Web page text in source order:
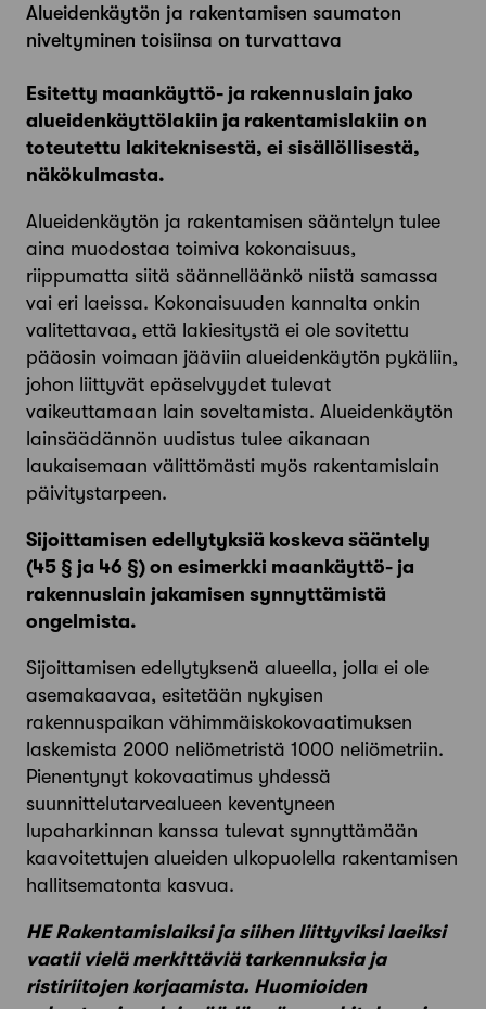
Alueidenkäytön ja rakentamisen saumaton
niveltyminen toisiinsa on turvattava
Esitetty maankäyttö- ja rakennuslain jako
alueidenkäyttölakiin ja rakentamislakiin on
toteutettu lakiteknisestä, ei sisällöllisestä,
näkökulmasta.
Alueidenkäytön ja rakentamisen sääntelyn tulee
aina muodostaa toimiva kokonaisuus,
riippumatta siitä säännelläänkö niistä samassa
vai eri laeissa. Kokonaisuuden kannalta onkin
valitettavaa, että lakiesitystä ei ole sovitettu
pääosin voimaan jääviin alueidenkäytön pykäliin,
johon liittyvät epäselvyydet tulevat
vaikeuttamaan lain soveltamista. Alueidenkäytön
lainsäädännön uudistus tulee aikanaan
laukaisemaan välittömästi myös rakentamislain
päivitystarpeen.
Sijoittamisen edellytyksiä koskeva sääntely
(45 § ja 46 §) on esimerkki maankäyttö- ja
rakennuslain jakamisen synnyttämistä
ongelmista.
Sijoittamisen edellytyksenä alueella, jolla ei ole
asemakaavaa, esitetään nykyisen
rakennuspaikan vähimmäiskokovaatimuksen
laskemista 2000 neliömetristä 1000 neliömetriin.
Pienentynyt kokovaatimus yhdessä
suunnittelutarvealueen keventyneen
lupaharkinnan kanssa tulevat synnyttämään
kaavoitettujen alueiden ulkopuolella rakentamisen
hallitsematonta kasvua.
HE Rakentamislaiksi ja siihen liittyviksi laeiksi
vaatii vielä merkittäviä tarkennuksia ja
ristiriitojen korjaamista. Huomioiden